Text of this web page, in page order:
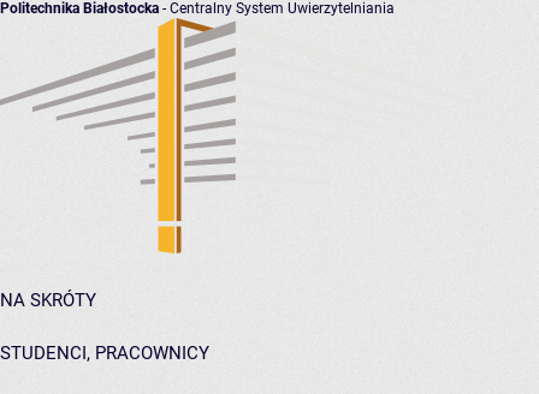
Politechnika Białostocka - Centralny System Uwierzytelniania
NA SKRÓTY
STUDENCI, PRACOWNICY